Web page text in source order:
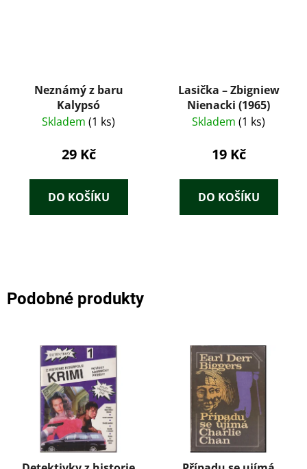
Neznámý z baru
Kalypsó
Skladem (1 ks)
29 Kč
DO KOŠÍKU
Lasička – Zbigniew
Nienacki (1965)
Skladem (1 ks)
19 Kč
DO KOŠÍKU
Podobné produkty